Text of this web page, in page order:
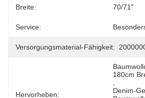
Breite: 70/71"
Service:
Versorgungsmaterial-Fähigkeit:
Hervorheben:
180cm
Denim-